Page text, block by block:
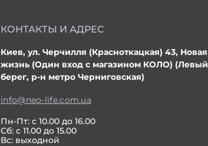
КОНТАКТЫ И АДРЕС
Киев, ул. Черчилля (Красноткацкая) 43, Новая
жизнь (Один вход с магазином КОЛО) (Левый
берег, р-н метро Черниговская)
info@neo-life.com.ua
Пн-Пт: с 10.00 до 16.00
Сб: с 11.00 до 15.00
Вс: выходной